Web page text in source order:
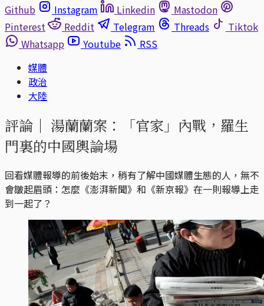
Github
Instagram Linkedin
Mastodon
Pinterest
Reddit Telegram Threads
Tiktok
Whatsapp
Youtube
RSS
媒體
政治
大陸
評論｜ 湯蘭蘭案：「官家」內戰，羅生
門裏的中國輿論場
回看媒體報導的前後始末，稍有了解中國媒體生態的人，無不
會皺起眉頭：怎麼《澎湃新聞》和《新京報》在一則報導上走
到一起了？